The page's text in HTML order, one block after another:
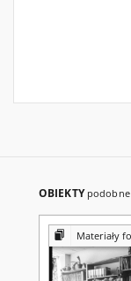
OBIEKTY podobne
Materiały fotograficzne z Pracowni